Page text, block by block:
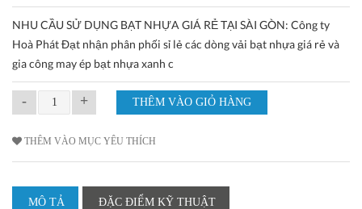
NHU CẦU SỬ DỤNG BẠT NHỰA GIÁ RẺ TẠI SÀI GÒN: Công ty
Hoà Phát Đạt nhận phân phối sỉ lẻ các dòng vải bạt nhựa giá rẻ và
gia công may ép bạt nhựa xanh c
- +
THÊM VÀO MỤC YÊU THÍCH
MÔ TẢ ĐẶC ĐIỂM KỸ THUẬT